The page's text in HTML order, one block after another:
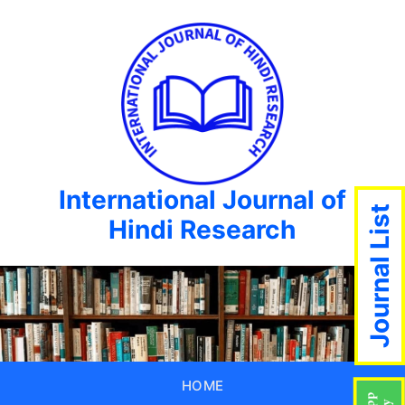
International Journal of
Hindi Research
HOME
Journal List